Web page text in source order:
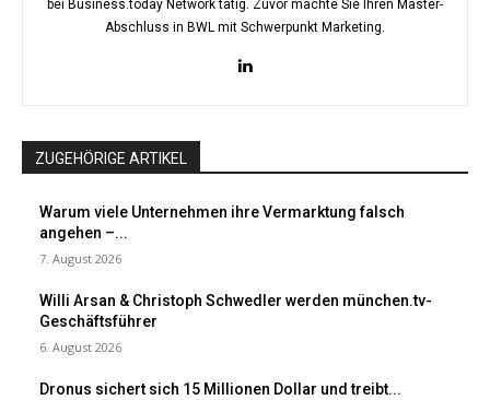
bei Business.today Network tätig. Zuvor machte Sie Ihren Master-
Abschluss in BWL mit Schwerpunkt Marketing.
ZUGEHÖRIGE ARTIKEL
Warum viele Unternehmen ihre Vermarktung falsch
angehen –...
7. August 2026
Willi Arsan & Christoph Schwedler werden münchen.tv-
Geschäftsführer
6. August 2026
Dronus sichert sich 15 Millionen Dollar und treibt...